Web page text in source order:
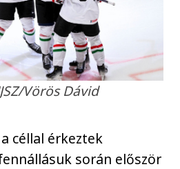
Vörös Dávid
céllal érkeztek
során először